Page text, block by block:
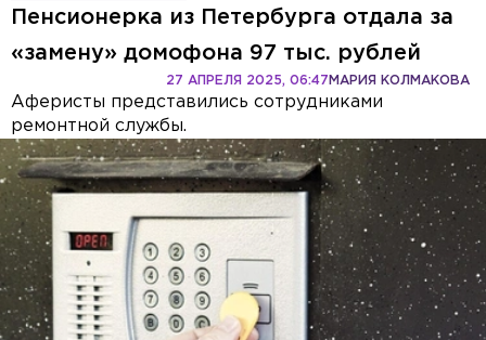
Пенсионерка из Петербурга отдала за
«замену» домофона 97 тыс. рублей
МАРИЯ КОЛМАКОВА
27 АПРЕЛЯ 2025, 06:47
Аферисты представились сотрудниками
ремонтной службы.